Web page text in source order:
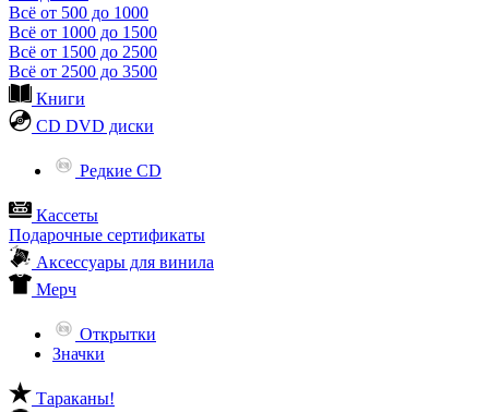
Всё от 500 до 1000
Всё от 1000 до 1500
Всё от 1500 до 2500
Всё от 2500 до 3500
Книги
CD DVD диски
Редкие CD
Кассеты
Подарочные сертификаты
Аксессуары для винила
Мерч
Открытки
Значки
Тараканы!